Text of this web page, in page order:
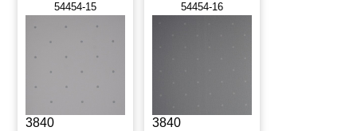
54454-15
3840
54454-16
3840